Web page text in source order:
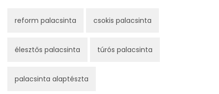
reform palacsinta csokis palacsinta
élesztős palacsinta túrós palacsinta
palacsinta alaptészta